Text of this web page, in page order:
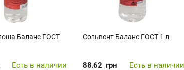
Баланс ГОСТ
Есть в наличии
Сольвент Баланс ГОСТ 1 л
88.62 грн Есть в наличии